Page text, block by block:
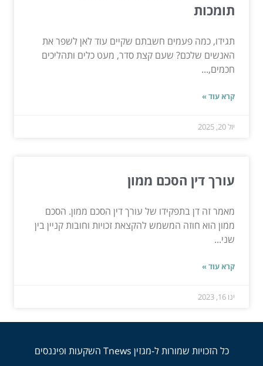
תומכות
תגידו, כמה פעמים חשבתם שקיים עוד לאן לשפר את
האנשים שלכם? שעם קצת סדר, מעט כלים ותהליכים
חכמים,...
קרא עוד »
יול 20, 2025
עורך דין הסכם ממון
מאמר זה דן בתפקידו של עורך דין הסכם ממון. הסכם
ממון הוא חוזה המשמש להקצאת זכויות וחובות קניין בין
שני...
קרא עוד »
ינו 16, 2023
כל הזכויות שמורות ל-מגזין Tnews השקעות ופיננסים